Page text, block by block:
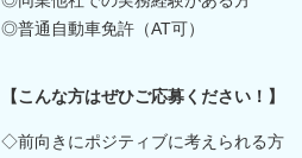
◎普通自動車免許（AT可）
【こんな方はぜひご応募ください！】
◇前向きにポジティブに考えられる方